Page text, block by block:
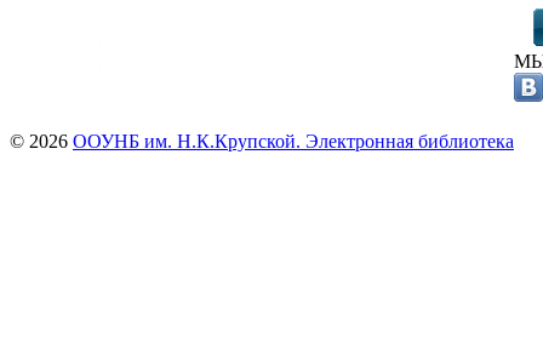
© 2026 ООУНБ им. Н.К.Крупской. Электронная библиотека